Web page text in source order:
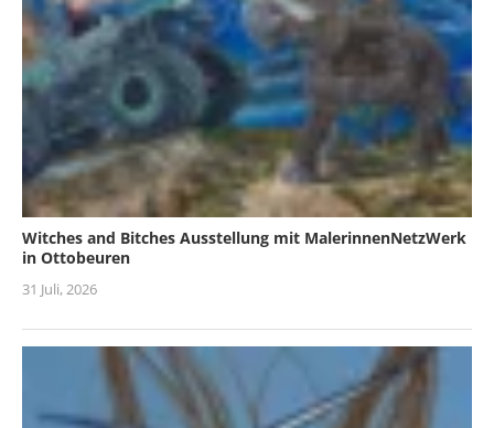
Witches and Bitches Ausstellung mit MalerinnenNetzWerk
in Ottobeuren
31 Juli, 2026